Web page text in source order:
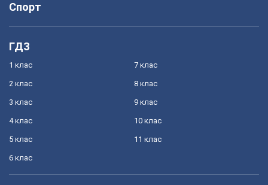
Спорт
ГДЗ
1 клас
2 клас
3 клас
4 клас
5 клас
6 клас
7 клас
8 клас
9 клас
10 клас
11 клас